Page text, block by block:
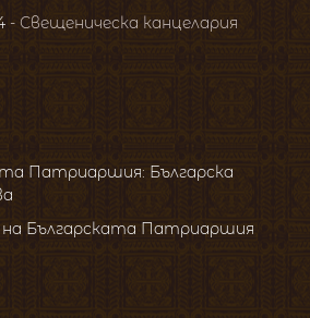
- Свещеническа канцелария
Патриаршия: Българска
Българската Патриаршия